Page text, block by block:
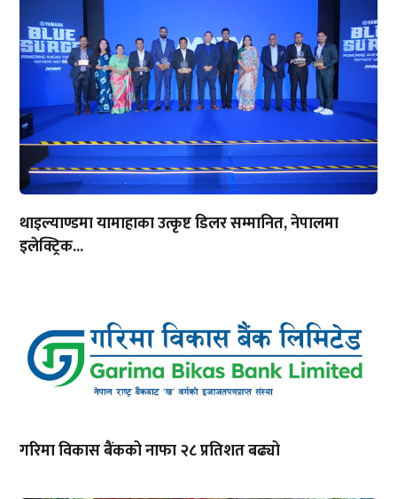
थाइल्याण्डमा यामाहाका उत्कृष्ट डिलर सम्मानित, नेपालमा
इलेक्ट्रिक...
गरिमा विकास बैंकको नाफा २८ प्रतिशत बढ्यो